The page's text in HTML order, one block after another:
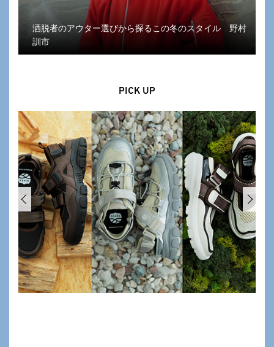
洒脱者のアウター選びから探るこの冬のスタイル 野村
訓市
PICK UP